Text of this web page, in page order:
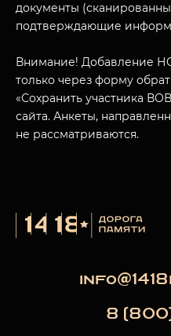
документы
подтверждающие
Внимание! Добавление
только через форму
«Сохранить участника
сайта. Анкеты,
не рассматриваются.
8 (800)